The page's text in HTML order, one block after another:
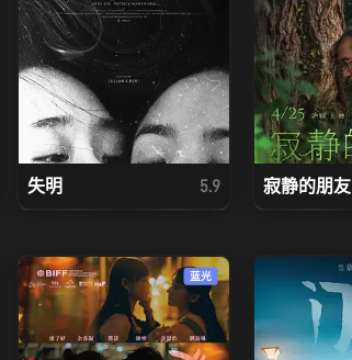
失明 5.9 寂静的朋友
蓝光